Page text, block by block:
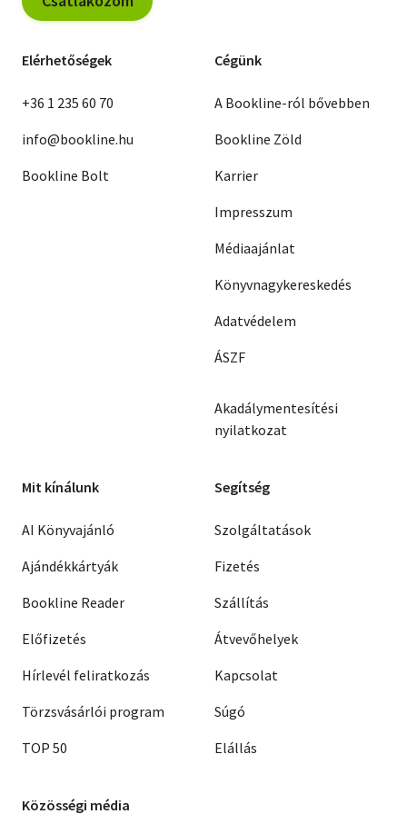
Elérhetőségek
+36 1 235 60 70
info@bookline.hu
Bookline Bolt
Cégünk
A Bookline-ról bővebben
Bookline Zöld
Karrier
Impresszum
Médiaajánlat
Könyvnagykereskedés
Adatvédelem
ÁSZF
Akadálymentesítési
nyilatkozat
Mit kínálunk
AI Könyvajánló
Ajándékkártyák
Bookline Reader
Előfizetés
Hírlevél feliratkozás
Törzsvásárlói program
TOP 50
Segítség
Szolgáltatások
Fizetés
Szállítás
Átvevőhelyek
Kapcsolat
Súgó
Elállás
Közösségi média